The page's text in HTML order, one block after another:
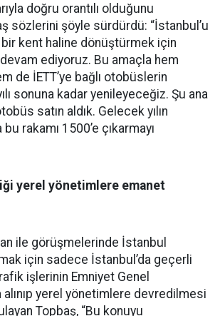
doğru orantılı olduğunu
sözlerini şöyle sürdürdü: “İstanbul’u
bir kent haline dönüştürmek için
devam ediyoruz. Bu amaçla hem
de İETT’ye bağlı otobüslerin
sonuna kadar yenileyeceğiz. Şu ana
satın aldık. Gelecek yılın
rakamı 1500’e çıkarmayı
yerel yönetimlere emanet
ile görüşmelerinde İstanbul
için sadece İstanbul’da geçerli
işlerinin Emniyet Genel
alınıp yerel yönetimlere devredilmesi
Topbaş, “Bu konuyu